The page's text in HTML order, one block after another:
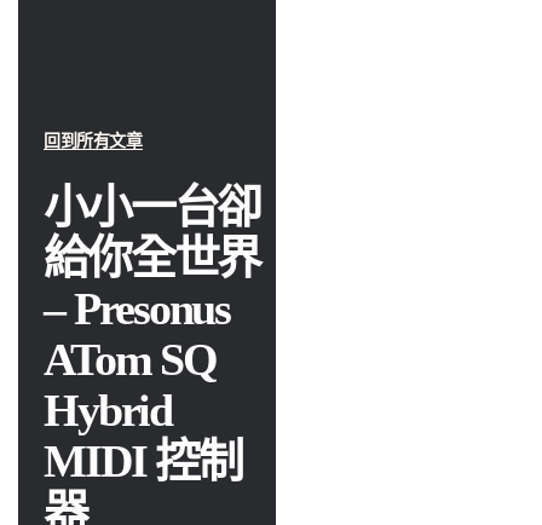
回到所有文章
小小一台卻
給你全世界
– Presonus
ATom SQ
Hybrid
MIDI 控制
器